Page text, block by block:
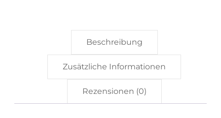
Beschreibung
Zusätzliche Informationen
Rezensionen (0)